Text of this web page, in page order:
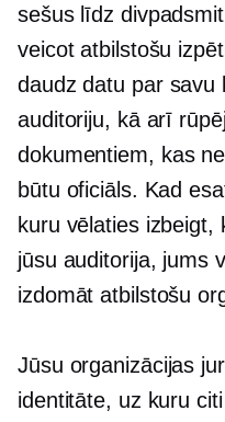
sešus līdz
veicot atbilstošu
daudz datu par savu
auditoriju, kā arī
dokumentiem, kas
būtu oficiāls. Kad
kuru vēlaties
jūsu auditorija, jums
izdomāt atbilstošu
Jūsu organizācijas
identitāte, uz kuru